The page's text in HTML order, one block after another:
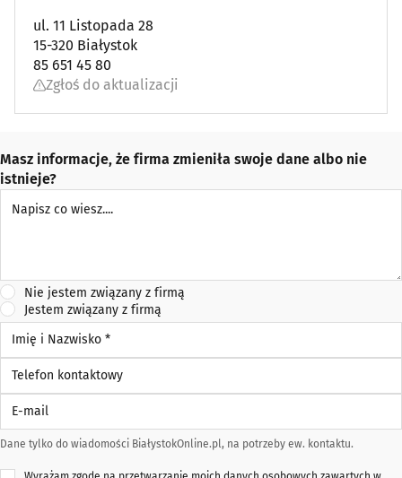
ul. 11 Listopada 28
15-320 Białystok
85 651 45 80
Zgłoś do aktualizacji
Masz informacje, że firma zmieniła swoje dane albo nie
istnieje?
Nie jestem związany z firmą
Jestem związany z firmą
Imię i Nazwisko *
Telefon kontaktowy
Dane tylko do wiadomości BiałystokOnline.pl, na potrzeby ew. kontaktu.